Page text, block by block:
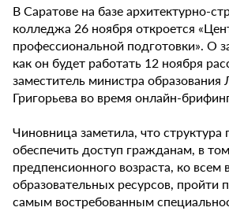
В Саратове на базе архитектурно-
колледжа 26 ноября откроется
профессиональной подготовки». О
как он будет работать 12 ноября
заместитель министра
Григорьева во время онлайн-
Чиновница заметила, что структура
обеспечить доступ гражданам, в
предпенсионного возраста, ко всем
образовательных ресурсов, пройти
самым востребованным